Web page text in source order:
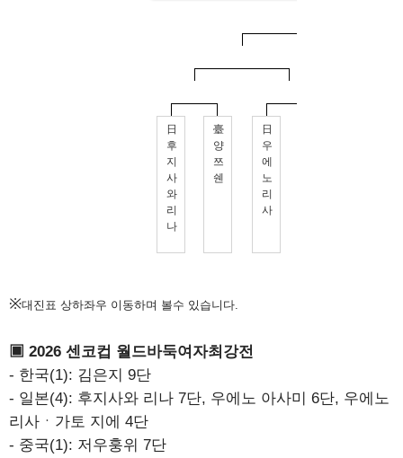
※대진표 상하좌우 이동하며 볼수 있습니다.
▣ 2026 센코컵 월드바둑여자최강전
- 한국(1): 김은지 9단
- 일본(4): 후지사와 리나 7단, 우에노 아사미 6단, 우에노
리사ㆍ가토 지에 4단
- 중국(1): 저우훙위 7단